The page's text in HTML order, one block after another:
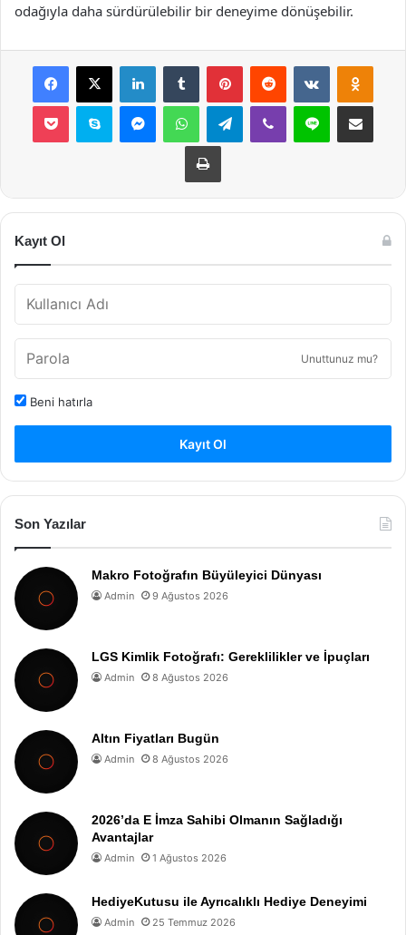
odağıyla daha sürdürülebilir bir deneyime dönüşebilir.
Facebook
X LinkedInTumblr PinterestReddit VKontakte
Pocket Skype MessengerWhatsAppTelegramViber Line E-Posta ile
Yazdır
Kayıt Ol
Unuttunuz mu?
Beni hatırla
Kayıt Ol
Son Yazılar
Makro Fotoğrafın Büyüleyici Dünyası
Admin 9 Ağustos 2026
LGS Kimlik Fotoğrafı: Gereklilikler ve İpuçları
Admin 8 Ağustos 2026
Altın Fiyatları Bugün
Admin 8 Ağustos 2026
2026’da E İmza Sahibi Olmanın Sağladığı
Avantajlar
Admin 1 Ağustos 2026
HediyeKutusu ile Ayrıcalıklı Hediye Deneyimi
Admin 25 Temmuz 2026